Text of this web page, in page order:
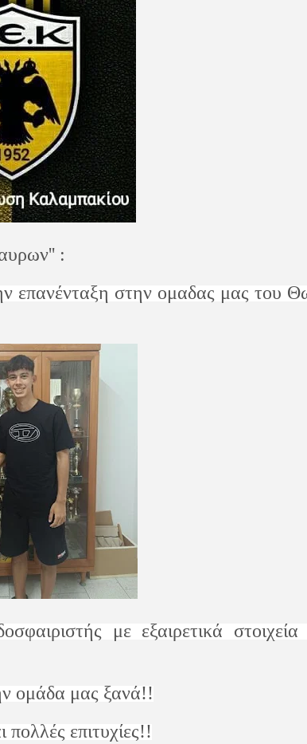
:
επανένταξη στην ομαδας μας του
με εξαιρετικά στοιχεία
ομάδα μας ξανά!!
επιτυχίες!!